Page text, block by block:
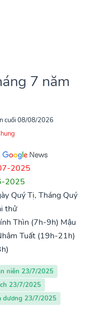
7 năm
cuối 08/08/2026
2025
2025
Quý Tị, Tháng Quý
thử
Thìn (7h-9h) Mậu
Tuất (19h-21h)
niên 23/7/2025
23/7/2025
dương 23/7/2025